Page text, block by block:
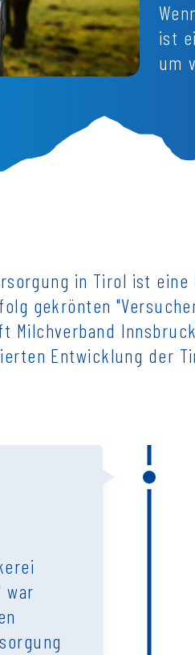
ist
um
in Tirol ist
gekrönten
Milchverband
Entwicklung der
war